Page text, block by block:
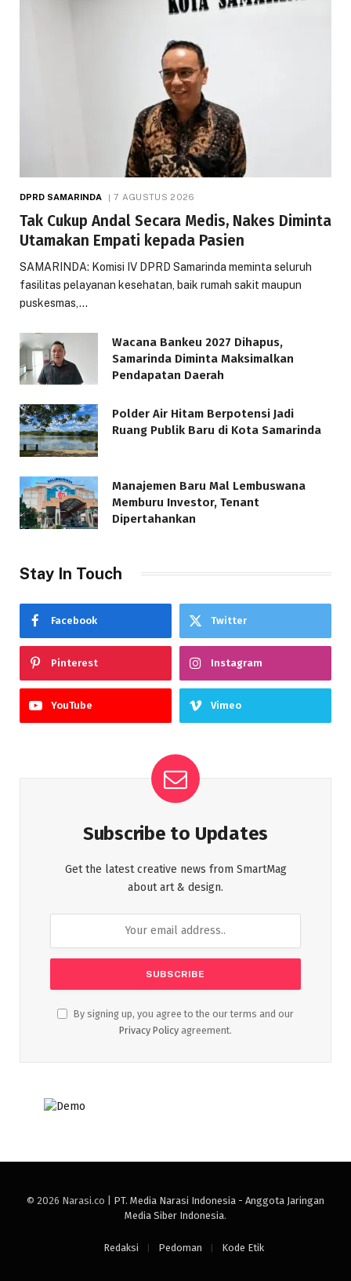
DPRD SAMARINDA 7 AGUSTUS 2026
Tak Cukup Andal Secara Medis, Nakes Diminta
Utamakan Empati kepada Pasien
SAMARINDA: Komisi IV DPRD Samarinda meminta seluruh
fasilitas pelayanan kesehatan, baik rumah sakit maupun
puskesmas,…
Wacana Bankeu 2027 Dihapus,
Samarinda Diminta Maksimalkan
Pendapatan Daerah
Polder Air Hitam Berpotensi Jadi
Ruang Publik Baru di Kota Samarinda
Manajemen Baru Mal Lembuswana
Memburu Investor, Tenant
Dipertahankan
Stay In Touch
Facebook Twitter
Pinterest Instagram
YouTube Vimeo
Subscribe to Updates
Get the latest creative news from SmartMag
about art & design.
By signing up, you agree to the our terms and our
Privacy Policy agreement.
© 2026 Narasi.co | PT. Media Narasi Indonesia - Anggota Jaringan
Media Siber Indonesia.
Redaksi Pedoman Kode Etik